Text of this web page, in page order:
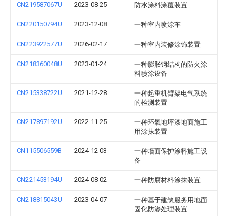
CN219587067U 2023-08-25 防水涂料涂覆装置
CN220150794U 2023-12-08 一种室内喷涂车
CN223922577U 2026-02-17 一种室内装修涂饰装置
CN218360048U 2023-01-24
一种膨胀钢结构的防火涂
料喷涂设备
CN215338722U 2021-12-28
一种起重机臂架电气系统
的检测装置
CN217897192U 2022-11-25
一种环氧地坪漆地面施工
用涂抹装置
CN115506559B 2024-12-03
一种墙面保护涂料施工设
备
CN221453194U 2024-08-02 一种防腐材料涂抹装置
CN218815043U 2023-04-07
一种基于建筑服务用地面
固化防渗处理装置